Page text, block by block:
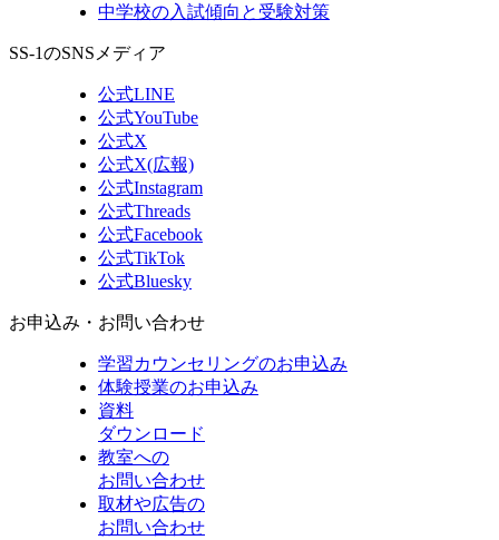
中学校の入試傾向と受験対策
SS-1のSNSメディア
公式LINE
公式YouTube
公式X
公式X(広報)
公式Instagram
公式Threads
公式Facebook
公式TikTok
公式Bluesky
お申込み・お問い合わせ
学習カウンセリングのお申込み
体験授業のお申込み
資料
ダウンロード
教室への
お問い合わせ
取材や広告の
お問い合わせ